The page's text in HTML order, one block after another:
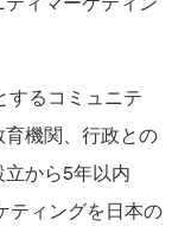
るコミュニテ
機関、行政との
から5年以内
ティングを日本の